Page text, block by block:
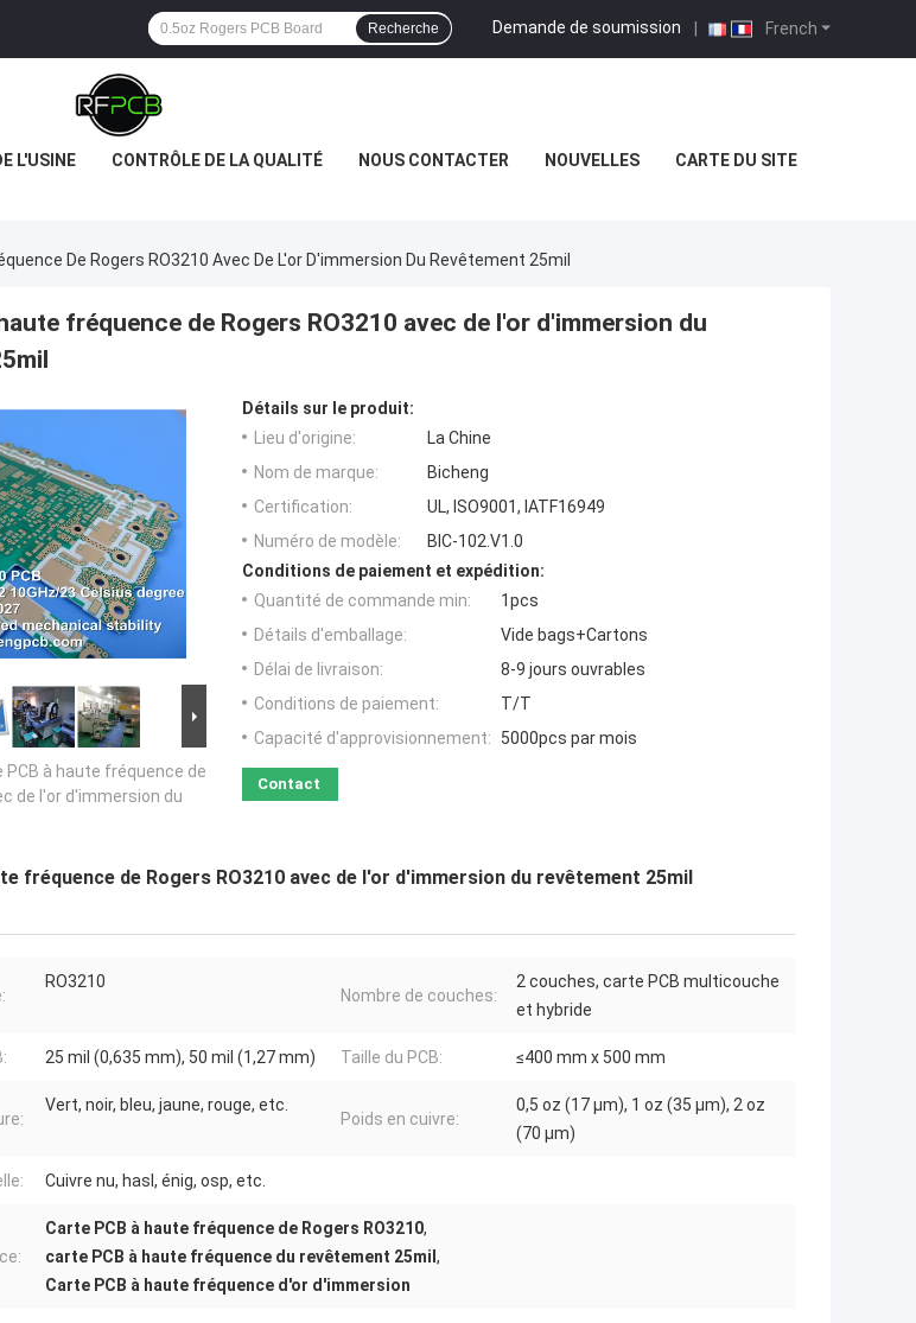
French
Demande de soumission |
Recherche
L'USINE CONTRÔLE DE LA QUALITÉ NOUS CONTACTER NOUVELLES CARTE DU SITE
De Rogers RO3210 Avec De L'or D'immersion Du Revêtement 25mil
fréquence de Rogers RO3210 avec de l'or d'immersion du
PCB à haute fréquence de
de l'or d'immersion du
Détails sur le produit:
Lieu d'origine:
La Chine
Nom de marque:
Bicheng
Certification:
UL, ISO9001, IATF16949
Numéro de modèle:
BIC-102.V1.0
Conditions de paiement et expédition:
Quantité de commande min:
1pcs
Détails d'emballage:
Vide bags+Cartons
Délai de livraison:
8-9 jours ouvrables
Conditions de paiement:
T/T
Capacité d'approvisionnement:
5000pcs par mois
Contact
fréquence de Rogers RO3210 avec de l'or d'immersion du revêtement 25mil
RO3210
Nombre de couches:
2 couches, carte PCB multicouche
et hybride
25 mil (0,635 mm), 50 mil (1,27 mm) Taille du PCB: ≤400 mm x 500 mm
Vert, noir, bleu, jaune, rouge, etc.
Poids en cuivre:
0,5 oz (17 µm), 1 oz (35 µm), 2 oz
(70 µm)
Cuivre nu, hasl, énig, osp, etc.
Carte PCB à haute fréquence de Rogers RO3210,
carte PCB à haute fréquence du revêtement 25mil ,
Carte PCB à haute fréquence d'or d'immersion